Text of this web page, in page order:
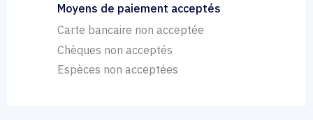
Moyens de paiement acceptés
Carte bancaire non acceptée
Chèques non acceptés
Espèces non acceptées